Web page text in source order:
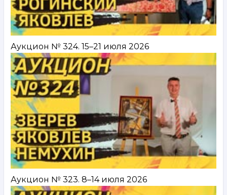
Аукцион № 324. 15–21 июля 2026
Аукцион № 323. 8–14 июля 2026